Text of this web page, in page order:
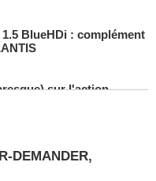
BlueHDi : complément
sur l'action
DEMANDER,